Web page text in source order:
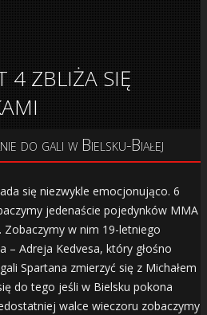
4 ZBLIŻA SIĘ
do gali w Bielsku-Białej
się niezwykle emocjonująco. 6
jedenaście pojedynków MMA
Zobaczymy w nim 19-letniego
– Adreja Kedvesa, który głośno
Spartana zmierzyć się z Michałem
do tego jeśli w Bielsku pokona
walce wieczoru zobaczymy